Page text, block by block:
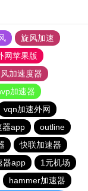
旋风加速
网苹果版
加速度器
加速器
vqn加速外网
器app
outline
快联加速器
器app
1元机场
hammer加速器